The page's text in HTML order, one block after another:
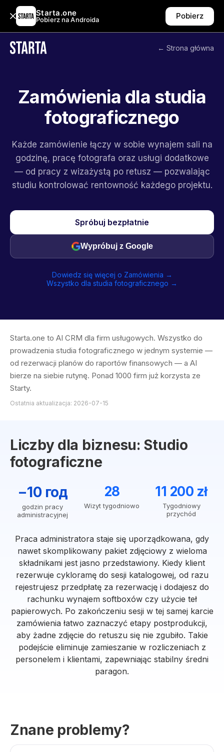
Starta.one
Pobierz na Androida Pobierz
← Strona główna
Zamówienia dla studia
fotograficznego
Każde zamówienie łączy w sobie wynajem sali na
godzinę, pracę fotografa oraz usługi dodatkowe
— od pracy z wizażystą po retusz — pozwalając
studiu kontrolować rentowność każdego projektu.
Spróbuj bezpłatnie
Wypróbuj z Google
Dowiedz się więcej o Zamówienia →
Wszystko dla studia fotograficznego →
Starta.one to AI CRM dla firm usługowych. Wszystko do
prowadzenia studia fotograficznego w jednym systemie —
od rezerwacji planów do raportów finansowych — a AI
bierze na siebie rutynę. Ponad 1000 firm już korzysta ze
Starty.
Ostatnia aktualizacja: 2026-07-15
Liczby dla biznesu: Studio
fotograficzne
−10 год
godzin pracy
administracyjnej
28
Wizyt tygodniowo
11 200 zł
Tygodniowy
przychód
Praca administratora staje się uporządkowana, gdy
nawet skomplikowany pakiet zdjęciowy z wieloma
składnikami jest jasno przedstawiony. Kiedy klient
rezerwuje cykloramę do sesji katalogowej, od razu
rejestrujesz przedpłatę za rezerwację i dodajesz do
rachunku wynajem softboxów czy użycie teł
papierowych. Po zakończeniu sesji w tej samej karcie
zamówienia łatwo zaznaczyć etapy postprodukcji,
aby żadne zdjęcie do retuszu się nie zgubiło. Takie
podejście eliminuje zamieszanie w rozliczeniach z
personelem i klientami, zapewniając stabilny średni
paragon.
Znane problemy?